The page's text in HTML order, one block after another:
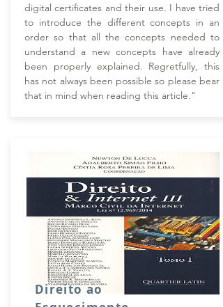
digital certificates and their use. I have tried
to introduce the different concepts in an
order so that all the concepts needed to
understand a new concepts have already
been properly explained. Regretfully, this
has not always been possible so please bear
that in mind when reading this article."
Direito ao